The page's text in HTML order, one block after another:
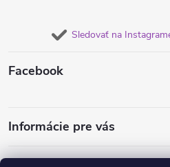
Sledovať na
Facebook
Informácie pre vás